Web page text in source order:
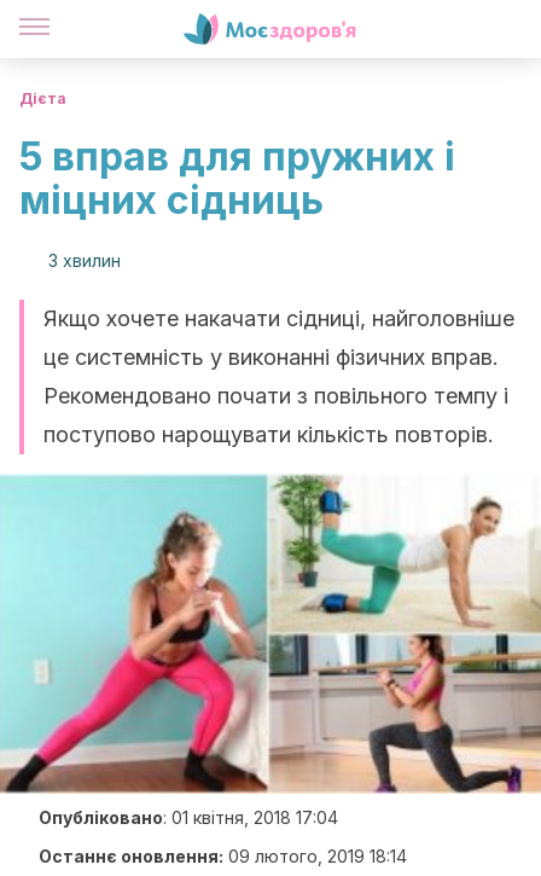
Дієта
5 вправ для пружних і
міцних сідниць
3 хвилин
Якщо хочете накачати сідниці, найголовніше
це системність у виконанні фізичних вправ.
Рекомендовано почати з повільного темпу і
поступово нарощувати кількість повторів.
Опубліковано: 01 квітня, 2018 17:04
Останнє оновлення: 09 лютого, 2019 18:14